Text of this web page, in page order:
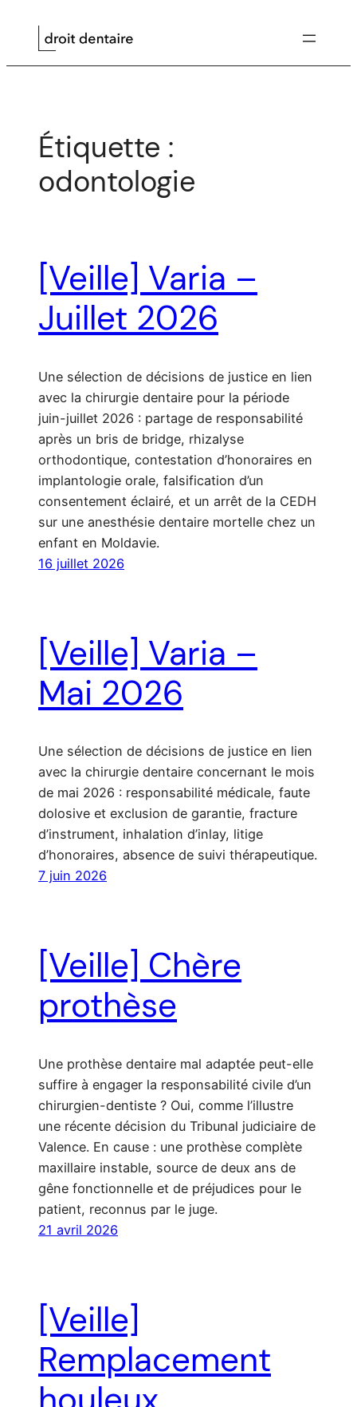
Étiquette :
odontologie
[Veille] Varia –
Juillet 2026
Une sélection de décisions de justice en lien
avec la chirurgie dentaire pour la période
juin-juillet 2026 : partage de responsabilité
après un bris de bridge, rhizalyse
orthodontique, contestation d’honoraires en
implantologie orale, falsification d’un
consentement éclairé, et un arrêt de la CEDH
sur une anesthésie dentaire mortelle chez un
enfant en Moldavie.
16 juillet 2026
[Veille] Varia –
Mai 2026
Une sélection de décisions de justice en lien
avec la chirurgie dentaire concernant le mois
de mai 2026 : responsabilité médicale, faute
dolosive et exclusion de garantie, fracture
d’instrument, inhalation d’inlay, litige
d’honoraires, absence de suivi thérapeutique.
7 juin 2026
[Veille] Chère
prothèse
Une prothèse dentaire mal adaptée peut-elle
suffire à engager la responsabilité civile d’un
chirurgien-dentiste ? Oui, comme l’illustre
une récente décision du Tribunal judiciaire de
Valence. En cause : une prothèse complète
maxillaire instable, source de deux ans de
gêne fonctionnelle et de préjudices pour le
patient, reconnus par le juge.
21 avril 2026
[Veille]
Remplacement